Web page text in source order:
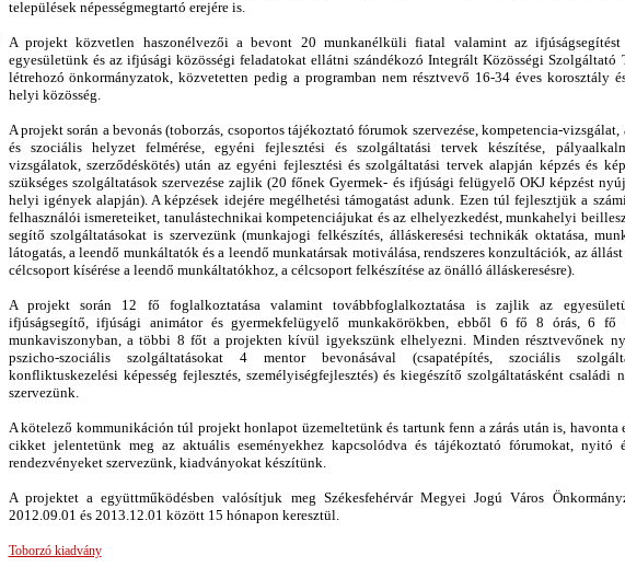
települések népességmegtartó erejére is.
A projekt közvetlen haszonélvezői a bevont 20 munkanélküli fiatal valamint az ifjúságsegítést
egyesületünk és az ifjúsági közösségi feladatokat ellátni szándékozó Integrált Közösségi Szolgáltató
létrehozó önkormányzatok, közvetetten pedig a programban nem résztvevő 16-34 éves korosztály
helyi közösség.
A projekt során a bevonás (toborzás, csoportos tájékoztató fórumok szervezése, kompetencia-
és szociális helyzet felmérése, egyéni fejlesztési és szolgáltatási tervek készítése,
vizsgálatok, szerződéskötés) után az egyéni fejlesztési és szolgáltatási tervek alapján képzés és
szükséges szolgáltatások szervezése zajlik (20 főnek Gyermek- és ifjúsági felügyelő OKJ képzést
helyi igények alapján). A képzések idejére megélhetési támogatást adunk. Ezen túl fejlesztjük a
felhasználói ismereteiket, tanulástechnikai kompetenciájukat és az elhelyezkedést, munkahelyi
segítő szolgáltatásokat is szervezünk (munkajogi felkészítés, álláskeresési technikák oktatása,
látogatás, a leendő munkáltatók és a leendő munkatársak motiválása, rendszeres konzultációk, az állást
célcsoport kísérése a leendő munkáltatókhoz, a célcsoport felkészítése az önálló álláskeresésre).
A projekt során 12 fő foglalkoztatása valamint továbbfoglalkoztatása is zajlik az
ifjúságsegítő, ifjúsági animátor és gyermekfelügyelő munkakörökben, ebből 6 fő 8 órás, 6 fő
munkaviszonyban, a többi 8 főt a projekten kívül igyekszünk elhelyezni. Minden résztvevőnek
pszicho-szociális szolgáltatásokat 4 mentor bevonásával (csapatépítés, szociális
konfliktuskezelési képesség fejlesztés, személyiségfejlesztés) és kiegészítő szolgáltatásként családi
szervezünk.
A kötelező kommunikáción túl projekt honlapot üzemeltetünk és tartunk fenn a zárás után is, havonta
cikket jelentetünk meg az aktuális eseményekhez kapcsolódva és tájékoztató fórumokat, nyitó
rendezvényeket szervezünk, kiadványokat készítünk.
A projektet a együttműködésben valósítjuk meg Székesfehérvár Megyei Jogú Város
2012.09.01 és 2013.12.01 között 15 hónapon keresztül.
Toborzó kiadvány